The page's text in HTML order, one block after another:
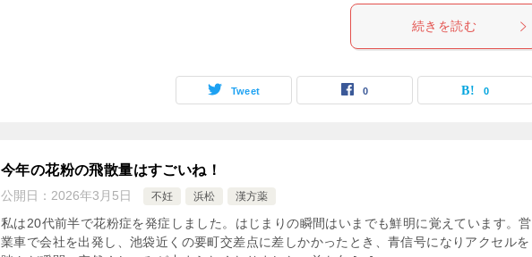
続きを読む
Tweet 0 0
今年の花粉の飛散量はすごいね！
公開日： 2026年3月5日 不妊 浜松 漢方薬
私は20代前半で花粉症を発症しました。はじまりの瞬間はいまでも鮮明に覚えています。営
業車で会社を出発し、池袋近くの要町交差点に差しかかったとき、青信号になりアクセルを